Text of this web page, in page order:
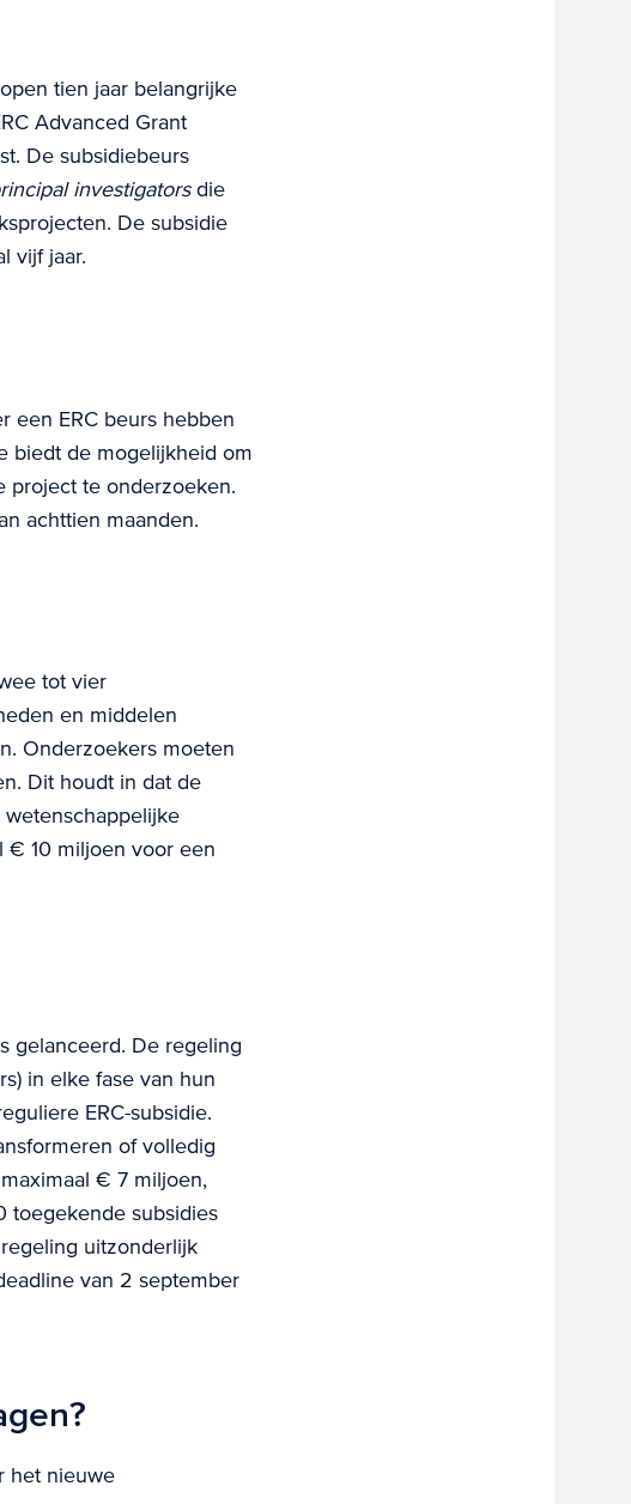
tien jaar belangrijke
Advanced Grant
De subsidiebeurs
investigatorsdie
De subsidie
vijf jaar.
een ERC beurs ​​hebben
biedt de mogelijkheid om
project te onderzoeken.
achttien maanden.
tot vier
en middelen
Onderzoekers moeten
Dit houdt in dat de
€ 10 miljoen voor een
gelanceerd. De regeling
in elke fase van hun
ERC-subsidie.
of volledig
€ 7 miljoen,
toegekende subsidies
uitzonderlijk
van 2 september
het nieuwe